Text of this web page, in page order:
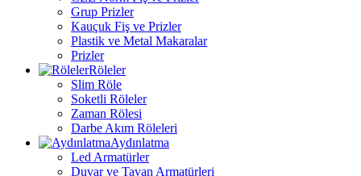
Grup Prizler
Kauçuk Fiş ve Prizler
Plastik ve Metal Makaralar
Prizler
Röleler
Slim Röle
Soketli Röleler
Zaman Rölesi
Darbe Akım Röleleri
Aydınlatma
Led Armatürler
Duvar ve Tavan Armatürleri